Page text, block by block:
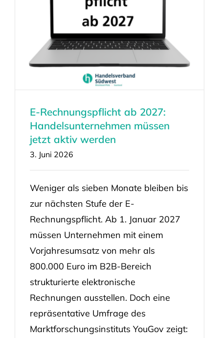
E-Rechnungspflicht ab 2027:
Handelsunternehmen müssen
jetzt aktiv werden
3. Juni 2026
Weniger als sieben Monate bleiben bis
zur nächsten Stufe der E-
Rechnungspflicht. Ab 1. Januar 2027
müssen Unternehmen mit einem
Vorjahresumsatz von mehr als
800.000 Euro im B2B-Bereich
strukturierte elektronische
Rechnungen ausstellen. Doch eine
repräsentative Umfrage des
Marktforschungsinstituts YouGov zeigt: